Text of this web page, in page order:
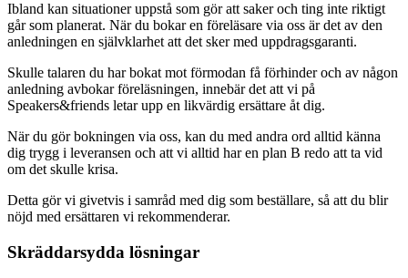
Ibland kan situationer uppstå som gör att saker och ting inte riktigt
går som planerat. När du bokar en föreläsare via oss är det av den
anledningen en självklarhet att det sker med uppdragsgaranti.
Skulle talaren du har bokat mot förmodan få förhinder och av någon
anledning avbokar föreläsningen, innebär det att vi på
Speakers&friends letar upp en likvärdig ersättare åt dig.
När du gör bokningen via oss, kan du med andra ord alltid känna
dig trygg i leveransen och att vi alltid har en plan B redo att ta vid
om det skulle krisa.
Detta gör vi givetvis i samråd med dig som beställare, så att du blir
nöjd med ersättaren vi rekommenderar.
Skräddarsydda lösningar